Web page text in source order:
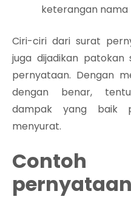
keterangan nama
Ciri-ciri dari surat
juga dijadikan
pernyataan. Dengan
dengan benar,
dampak yang baik
menyurat.
pernyataan